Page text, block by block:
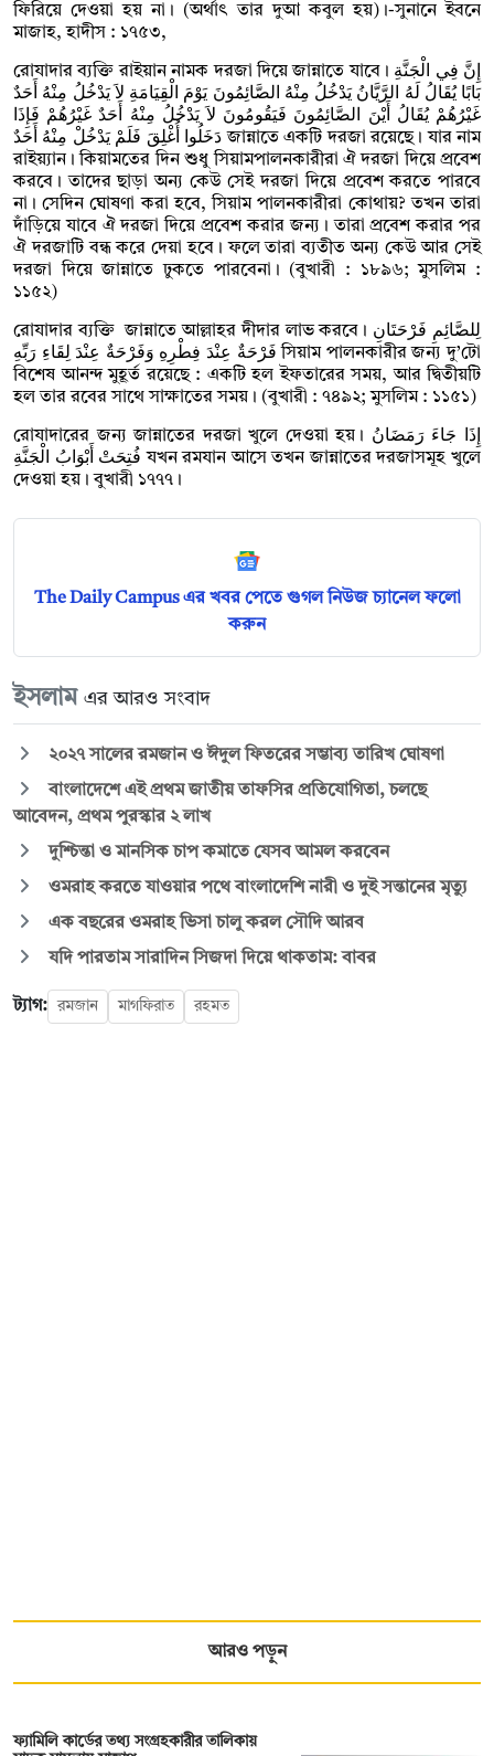
ফিরিয়ে দেওয়া হয় না। (অর্থাৎ তার দুআ কবুল হয়)।-সুনানে ইবনে
মাজাহ, হাদীস : ১৭৫৩,
রোযাদার ব্যক্তি রাইয়ান নামক দরজা দিয়ে জান্নাতে যাবে। إِنَّ فِي الْجَنَّةِ
بَابًا يُقَالُ لَهُ الرَّيَّانُ يَدْخُلُ مِنْهُ الصَّائِمُونَ يَوْمَ الْقِيَامَةِ لاَ يَدْخُلُ مِنْهُ أَحَدٌ
غَيْرُهُمْ يُقَالُ أَيْنَ الصَّائِمُونَ فَيَقُومُونَ لاَ يَدْخُلُ مِنْهُ أَحَدٌ غَيْرُهُمْ فَإِذَا
دَخَلُوا أُغْلِقَ فَلَمْ يَدْخُلْ مِنْهُ أَحَدٌ জান্নাতে একটি দরজা রয়েছে। যার নাম
রাইয়্যান। কিয়ামতের দিন শুধু সিয়ামপালনকারীরা ঐ দরজা দিয়ে প্রবেশ
করবে। তাদের ছাড়া অন্য কেউ সেই দরজা দিয়ে প্রবেশ করতে পারবে
না। সেদিন ঘোষণা করা হবে, সিয়াম পালনকারীরা কোথায়? তখন তারা
দাঁড়িয়ে যাবে ঐ দরজা দিয়ে প্রবেশ করার জন্য। তারা প্রবেশ করার পর
ঐ দরজাটি বন্ধ করে দেয়া হবে। ফলে তারা ব্যতীত অন্য কেউ আর সেই
দরজা দিয়ে জান্নাতে ঢুকতে পারবেনা। (বুখারী : ১৮৯৬; মুসলিম :
১১৫২)
রোযাদার ব্যক্তি জান্নাতে আল্লাহর দীদার লাভ করবে। لِلصَّائِمِ فَرْحَتَانِ
فَرْحَةٌ عِنْدَ فِطْرِهِ وَفَرْحَةٌ عِنْدَ لِقَاءِ رَبِّهِ সিয়াম পালনকারীর জন্য দু’টো
বিশেষ আনন্দ মুহূর্ত রয়েছে : একটি হল ইফতারের সময়, আর দ্বিতীয়টি
হল তার রবের সাথে সাক্ষাতের সময়। (বুখারী : ৭৪৯২; মুসলিম : ১১৫১)
রোযাদারের জন্য জান্নাতের দরজা খুলে দেওয়া হয়। إِذَا جَاءَ رَمَضَانُ
فُتِحَتْ أَبْوَابُ الْجَنَّةِ যখন রমযান আসে তখন জান্নাতের দরজাসমূহ খুলে
দেওয়া হয়। বুখারী ১৭৭৭।
The Daily Campus এর খবর পেতে গুগল নিউজ চ্যানেল ফলো
করুন
ইসলাম এর আরও সংবাদ
২০২৭ সালের রমজান ও ঈদুল ফিতরের সম্ভাব্য তারিখ ঘোষণা
বাংলাদেশে এই প্রথম জাতীয় তাফসির প্রতিযোগিতা, চলছে
আবেদন, প্রথম পুরস্কার ২ লাখ
দুশ্চিন্তা ও মানসিক চাপ কমাতে যেসব আমল করবেন
ওমরাহ করতে যাওয়ার পথে বাংলাদেশি নারী ও দুই সন্তানের মৃত্যু
এক বছরের ওমরাহ ভিসা চালু করল সৌদি আরব
যদি পারতাম সারাদিন সিজদা দিয়ে থাকতাম: বাবর
ট্যাগ: রমজান মাগফিরাত রহমত
আরও পড়ুন
ফ্যামিলি কার্ডের তথ্য সংগ্রহকারীর তালিকায়